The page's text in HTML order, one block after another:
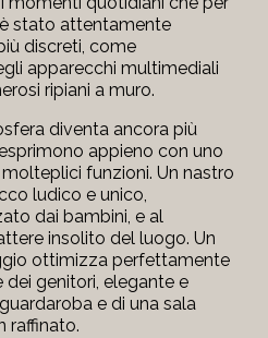
stato attentamente
discreti, come
apparecchi multimediali
ripiani a muro.
diventa ancora più
appieno con uno
funzioni. Un nastro
ludico e unico,
dai bambini, e al
insolito del luogo. Un
ottimizza perfettamente
dei genitori, elegante e
e di una sala
raffinato.